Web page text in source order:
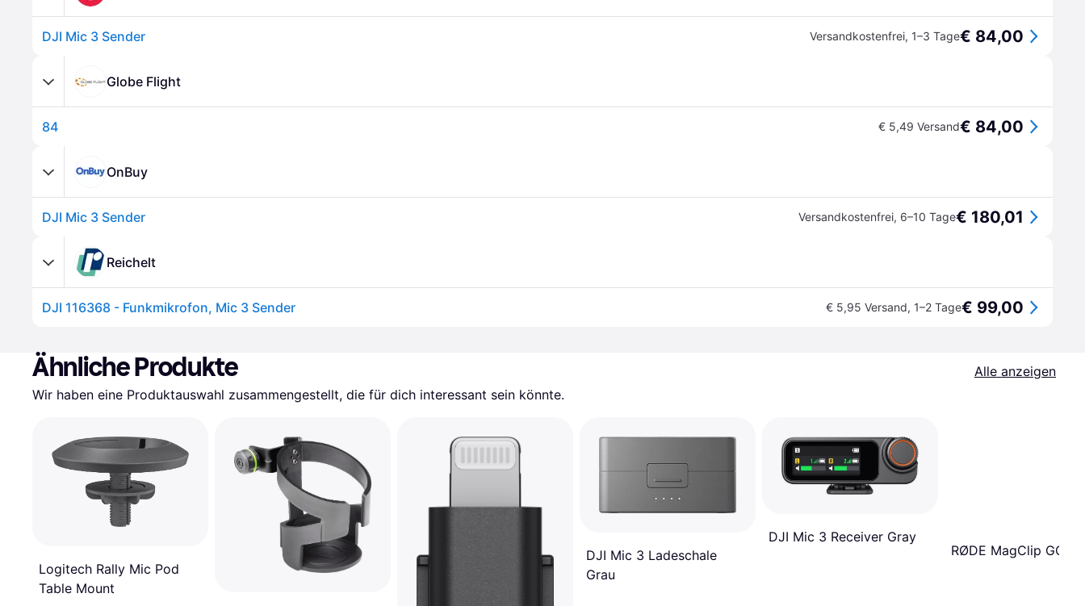
DJI Mic 3 Sender Versandkostenfrei, 1–3 Tage€ 84,00
Globe Flight
84 € 5,49 Versand€ 84,00
OnBuy
DJI Mic 3 Sender Versandkostenfrei, 6–10 Tage€ 180,01
Reichelt
DJI 116368 - Funkmikrofon, Mic 3 Sender € 5,95 Versand, 1–2 Tage€ 99,00
Ähnliche Produkte
Alle anzeigen
Wir haben eine Produktauswahl zusammengestellt, die für dich interessant sein könnte.
Logitech Rally Mic Pod
Table Mount
DJI Mic 3 Ladeschale
Grau
DJI Mic 3 Receiver Gray
RØDE MagClip GO